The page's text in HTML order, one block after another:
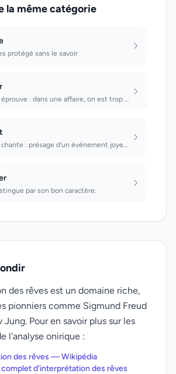
la même catégorie
protégé sans le savoir
Que l'on éprouve : dans une affaire, on est trop pessimiste. Douleurs (de l'acco...
Que l'on chante : présage d'un événement joyeux. Que l'on entend chanter : passe...
par son bon caractère.
des rêves est un domaine riche,
pionniers comme Sigmund Freud
Jung. Pour en savoir plus sur les
l'analyse onirique :
des rêves — Wikipédia
d'interprétation des rêves